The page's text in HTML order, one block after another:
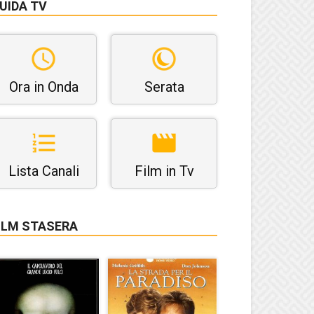
TV
Ora in Onda Serata
Lista Canali Film in Tv
STASERA